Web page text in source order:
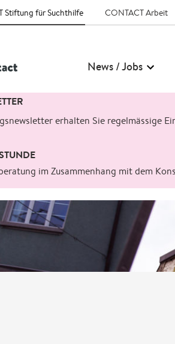
Stiftung für Suchthilfe CONTACT Arbeit
News / Jobs
erhalten Sie regelmässige
im Zusammenhang mit dem